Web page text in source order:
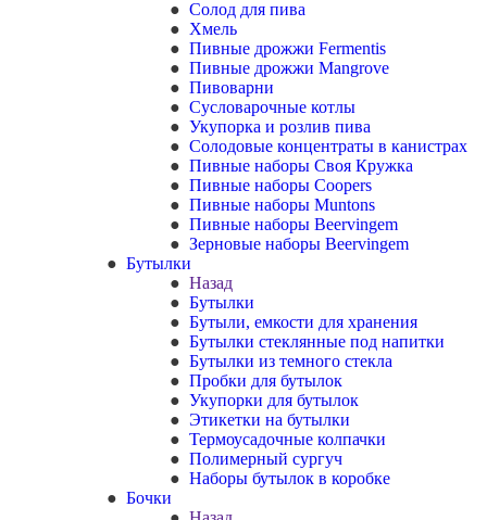
Солод для пива
Хмель
Пивные дрожжи Fermentis
Пивные дрожжи Mangrove
Пивоварни
Сусловарочные котлы
Укупорка и розлив пива
Солодовые концентраты в канистрах
Пивные наборы Своя Кружка
Пивные наборы Coopers
Пивные наборы Muntons
Пивные наборы Beervingem
Зерновые наборы Beervingem
Бутылки
Назад
Бутылки
Бутыли, емкости для хранения
Бутылки стеклянные под напитки
Бутылки из темного стекла
Пробки для бутылок
Укупорки для бутылок
Этикетки на бутылки
Термоусадочные колпачки
Полимерный сургуч
Наборы бутылок в коробке
Бочки